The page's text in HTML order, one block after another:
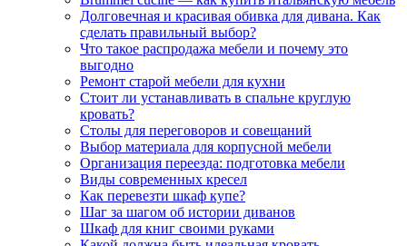
Долговечная и красивая обивка для дивана. Как
сделать правильный выбор?
Что такое распродажа мебели и почему это
выгодно
Ремонт старой мебели для кухни
Стоит ли устанавливать в спальне круглую
кровать?
Столы для переговоров и совещаний
Выбор материала для корпусной мебели
Организация переезда: подготовка мебели
Виды современных кресел
Как перевезти шкаф купе?
Шаг за шагом об истории диванов
Шкаф для книг своими руками